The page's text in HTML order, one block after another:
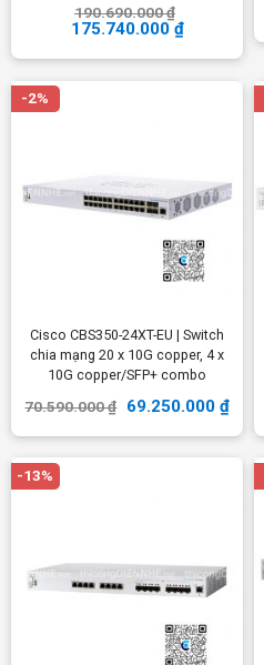
190.690.000₫
175.740.000 ₫
-2%
Cisco CBS350-24XT-EU | Switch
chia mạng 20 x 10G copper, 4 x
10G copper/SFP+ combo
70.590.000₫ 69.250.000 ₫
-13%